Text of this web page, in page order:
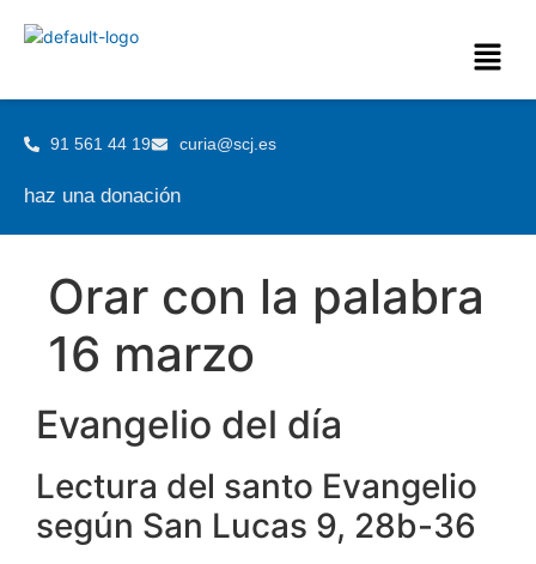
91 561 44 19 curia@scj.es
haz una donación
Orar con la palabra
16 marzo
Evangelio del día
Lectura del santo Evangelio
según San Lucas 9, 28b-36